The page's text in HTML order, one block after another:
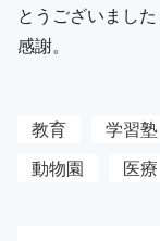
とうございました
感謝。
教育 学習塾
動物園
医療